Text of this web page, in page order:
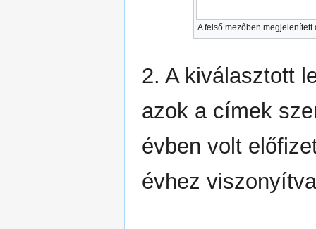
A felső mezőben
2. A kiválasztott
azok a címek
évben volt
évhez